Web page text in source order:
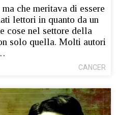
che meritava di essere
lettori in quanto da un
cose nel settore della
solo quella. Molti autori
CANCER